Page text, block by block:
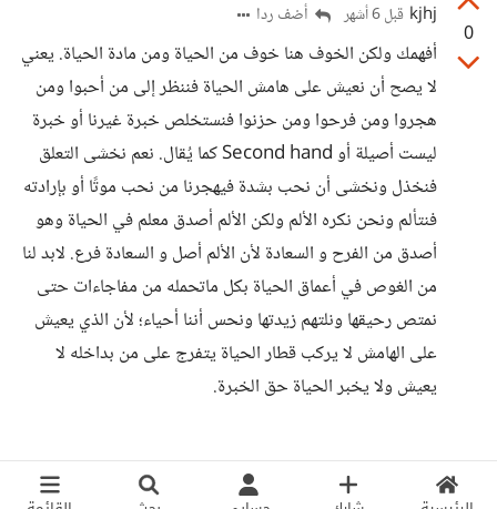
0
kjhj قبل 6 أشهر أضف ردا
أفهمك ولكن الخوف هنا خوف من الحياة ومن مادة الحياة. يعني
لا يصح أن نعيش على هامش الحياة فننظر إلى من أحبوا ومن
هجروا ومن فرحوا ومن حزنوا فنستخلص خبرة غيرنا أو خبرة
ليست أصيلة أو Second hand كما يُقال. نعم نخشى التعلق
فنخذل ونخشى أن نحب بشدة فيهجرنا من نحب موتًا أو بإرادته
فنتألم ونحن نكره الألم ولكن الألم أصدق معلم في الحياة وهو
أصدق من الفرح و السعادة لأن الألم أصل و السعادة فرع. لابد لنا
من الغوص في أعماق الحياة بكل ماتحمله من مفاجاءات حتى
نمتص رحيقها ونلتهم زيدتها ونحس أننا أحياء؛ لأن الذي يعيش
على الهامش لا يركب قطار الحياة يتفرج على من بداخله لا
يعيش ولا يخبر الحياة حق الخبرة.